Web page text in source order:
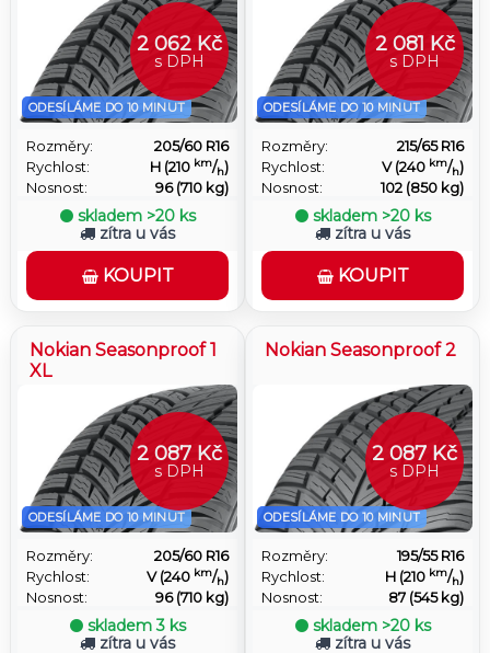
ODESÍLÁME DO 10 MINUT
2 062 Kč
s DPH
Rozměry:
205/60 R16
Rychlost:
H (210 km/h)
Nosnost:
96 (710 kg)
skladem >20 ks
zítra u vás
KOUPIT
ODESÍLÁME DO 10 MINUT
2 081 Kč
s DPH
Rozměry:
215/65 R16
Rychlost:
V (240 km/h)
Nosnost:
102 (850 kg)
skladem >20 ks
zítra u vás
KOUPIT
Nokian Seasonproof 1
XL
ODESÍLÁME DO 10 MINUT
2 087 Kč
s DPH
Rozměry:
205/60 R16
Rychlost:
V (240 km/h)
Nosnost:
96 (710 kg)
skladem3 ks
zítra u vás
Nokian Seasonproof 2
ODESÍLÁME DO 10 MINUT
2 087 Kč
s DPH
Rozměry:
195/55 R16
Rychlost:
H (210 km/h)
Nosnost:
87 (545 kg)
skladem >20 ks
zítra u vás